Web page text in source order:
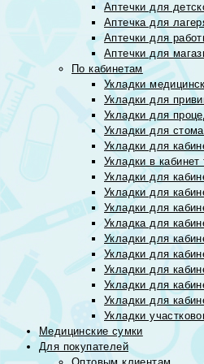
Аптечки для
Аптечка для
Аптечки для
Аптечки для
По кабинетам
Укладки
Укладки для
Укладки для
Укладки для
Укладки для
Укладки в кабинет
Укладки для
Укладки для
Укладки для
Укладка для
Укладки для
Укладки для
Укладки для
Укладки для
Укладки для
Укладки
Медицинские сумки
Для покупателей